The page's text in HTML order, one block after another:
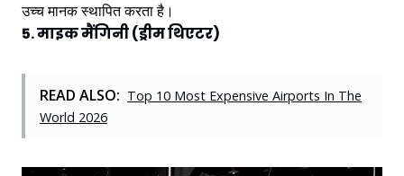
उच्च मानक स्थापित करता है।
5. माइक मैंगिनी (ड्रीम थिएटर)
READ ALSO: Top 10 Most Expensive Airports In The
World 2026